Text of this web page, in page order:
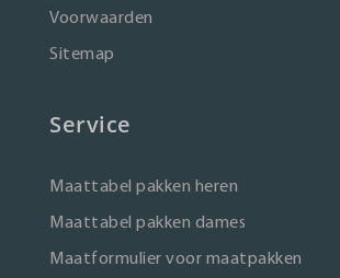
Voorwaarden
Sitemap
Service
Maattabel pakken heren
Maattabel pakken dames
Maatformulier voor maatpakken